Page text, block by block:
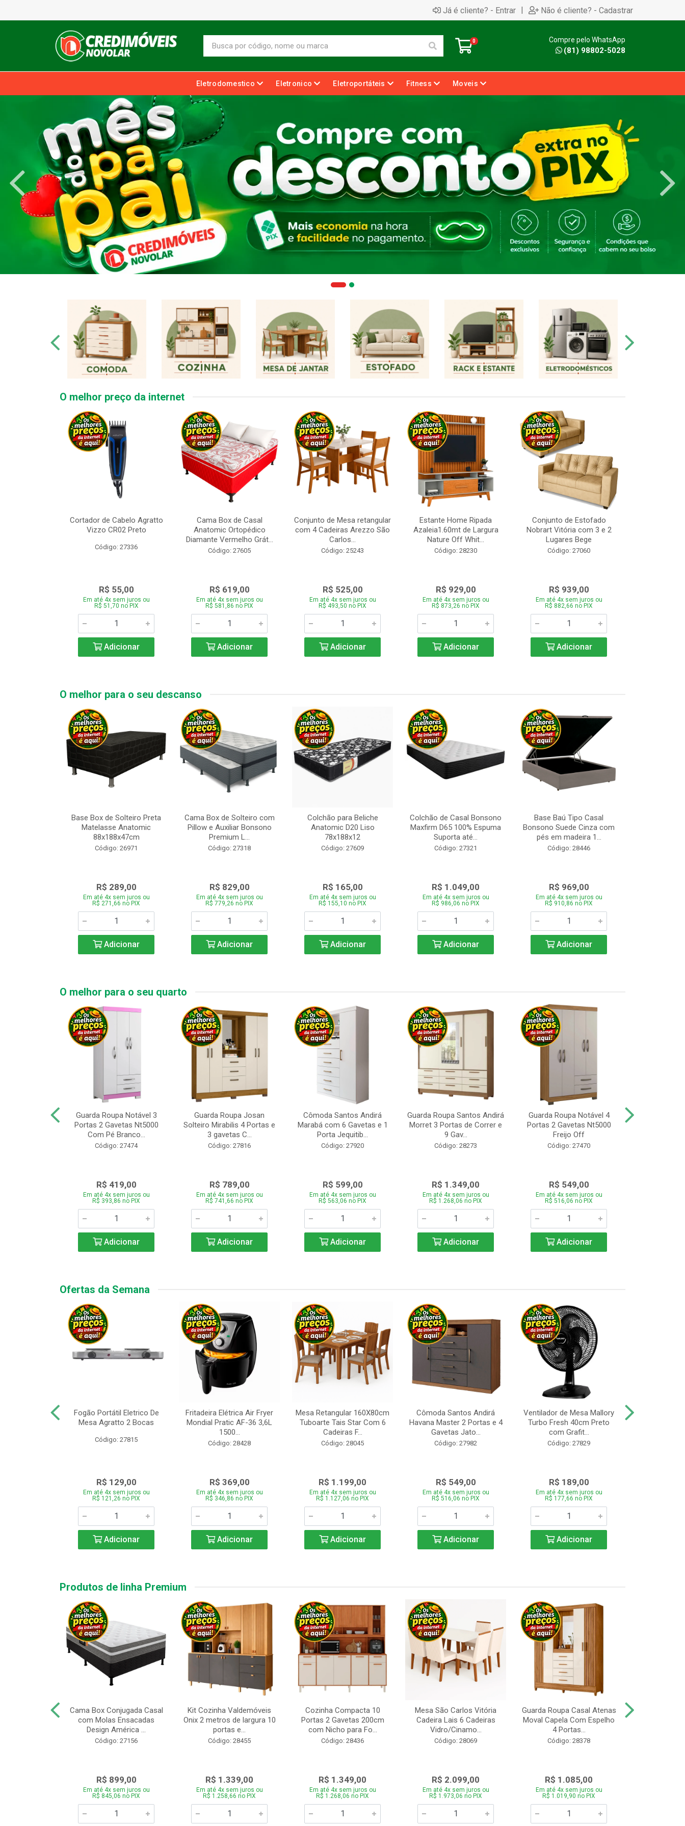
Já é cliente? - Entrar | Não é cliente? - Cadastrar
0 Compre pelo WhatsApp
(81) 98802-5028
Eletrodomestico Eletronico Eletroportáteis Fitness Moveis
O melhor preço da internet
Cortador de Cabelo Agratto
Vizzo CR02 Preto
Código: 27336
R$ 55,00
Em até 4x sem juros ou
R$ 51,70 no PIX
Adicionar
Cama Box de Casal
Anatomic Ortopédico
Diamante Vermelho Grát...
Código: 27605
R$ 619,00
Em até 4x sem juros ou
R$ 581,86 no PIX
Adicionar
Conjunto de Mesa retangular
com 4 Cadeiras Arezzo São
Carlos...
Código: 25243
R$ 525,00
Em até 4x sem juros ou
R$ 493,50 no PIX
Adicionar
Estante Home Ripada
Azaleia1.60mt de Largura
Nature Off Whit...
Código: 28230
R$ 929,00
Em até 4x sem juros ou
R$ 873,26 no PIX
Adicionar
Conjunto de Estofado
Nobrart Vitória com 3 e 2
Lugares Bege
Código: 27060
R$ 939,00
Em até 4x sem juros ou
R$ 882,66 no PIX
Adicionar
O melhor para o seu descanso
Base Box de Solteiro Preta
Matelasse Anatomic
88x188x47cm
Código: 26971
R$ 289,00
Em até 4x sem juros ou
R$ 271,66 no PIX
Adicionar
Cama Box de Solteiro com
Pillow e Auxiliar Bonsono
Premium L...
Código: 27318
R$ 829,00
Em até 4x sem juros ou
R$ 779,26 no PIX
Adicionar
Colchão para Beliche
Anatomic D20 Liso
78x188x12
Código: 27609
R$ 165,00
Em até 4x sem juros ou
R$ 155,10 no PIX
Adicionar
Colchão de Casal Bonsono
Maxfirm D65 100% Espuma
Suporta até...
Código: 27321
R$ 1.049,00
Em até 4x sem juros ou
R$ 986,06 no PIX
Adicionar
Base Baú Tipo Casal
Bonsono Suede Cinza com
pés em madeira 1...
Código: 28446
R$ 969,00
Em até 4x sem juros ou
R$ 910,86 no PIX
Adicionar
O melhor para o seu quarto
Guarda Roupa Notável 3
Portas 2 Gavetas Nt5000
Com Pé Branco...
Código: 27474
R$ 419,00
Em até 4x sem juros ou
R$ 393,86 no PIX
Adicionar
Guarda Roupa Josan
Solteiro Mirabilis 4 Portas e
3 gavetas C...
Código: 27816
R$ 789,00
Em até 4x sem juros ou
R$ 741,66 no PIX
Adicionar
Cômoda Santos Andirá
Marabá com 6 Gavetas e 1
Porta Jequitib...
Código: 27920
R$ 599,00
Em até 4x sem juros ou
R$ 563,06 no PIX
Adicionar
Guarda Roupa Santos Andirá
Morret 3 Portas de Correr e
9 Gav...
Código: 28273
R$ 1.349,00
Em até 4x sem juros ou
R$ 1.268,06 no PIX
Adicionar
Guarda Roupa Notável 4
Portas 2 Gavetas Nt5000
Freijo Off
Código: 27470
R$ 549,00
Em até 4x sem juros ou
R$ 516,06 no PIX
Adicionar
Ofertas da Semana
Fogão Portátil Eletrico De
Mesa Agratto 2 Bocas
Código: 27815
R$ 129,00
Em até 4x sem juros ou
R$ 121,26 no PIX
Adicionar
Fritadeira Elétrica Air Fryer
Mondial Pratic AF-36 3,6L
1500...
Código: 28428
R$ 369,00
Em até 4x sem juros ou
R$ 346,86 no PIX
Adicionar
Mesa Retangular 160X80cm
Tuboarte Tais Star Com 6
Cadeiras F...
Código: 28045
R$ 1.199,00
Em até 4x sem juros ou
R$ 1.127,06 no PIX
Adicionar
Cômoda Santos Andirá
Havana Master 2 Portas e 4
Gavetas Jato...
Código: 27982
R$ 549,00
Em até 4x sem juros ou
R$ 516,06 no PIX
Adicionar
Ventilador de Mesa Mallory
Turbo Fresh 40cm Preto
com Grafit...
Código: 27829
R$ 189,00
Em até 4x sem juros ou
R$ 177,66 no PIX
Adicionar
Produtos de linha Premium
Cama Box Conjugada Casal
com Molas Ensacadas
Design América ...
Código: 27156
R$ 899,00
Em até 4x sem juros ou
R$ 845,06 no PIX
Kit Cozinha Valdemóveis
Onix 2 metros de largura 10
portas e...
Código: 28455
R$ 1.339,00
Em até 4x sem juros ou
R$ 1.258,66 no PIX
Cozinha Compacta 10
Portas 2 Gavetas 200cm
com Nicho para Fo...
Código: 28436
R$ 1.349,00
Em até 4x sem juros ou
R$ 1.268,06 no PIX
Mesa São Carlos Vitória
Cadeira Lais 6 Cadeiras
Vidro/Cinamo...
Código: 28069
R$ 2.099,00
Em até 4x sem juros ou
R$ 1.973,06 no PIX
Guarda Roupa Casal Atenas
Moval Capela Com Espelho
4 Portas...
Código: 28378
R$ 1.085,00
Em até 4x sem juros ou
R$ 1.019,90 no PIX